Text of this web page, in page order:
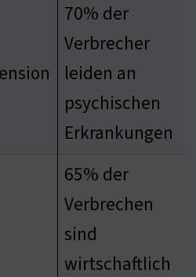
70% der
Verbrecher
leiden an
psychischen
Erkrankungen
65% der
Verbrechen
sind
wirtschaftlich